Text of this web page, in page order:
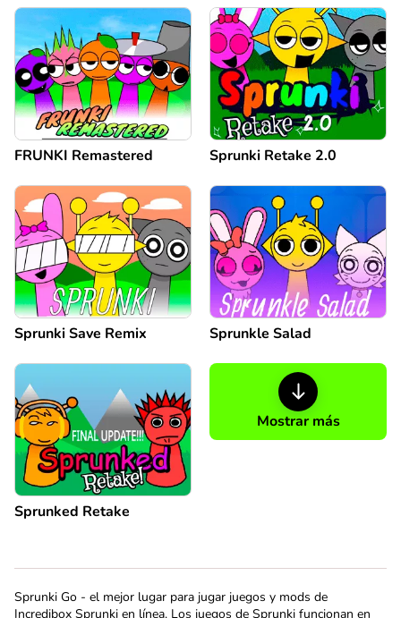
FRUNKI Remastered Sprunki Retake 2.0
Sprunki Save Remix Sprunkle Salad
Sprunked Retake
Mostrar más
Sprunki Go - el mejor lugar para jugar juegos y mods de
Incredibox Sprunki en línea. Los juegos de Sprunki funcionan en